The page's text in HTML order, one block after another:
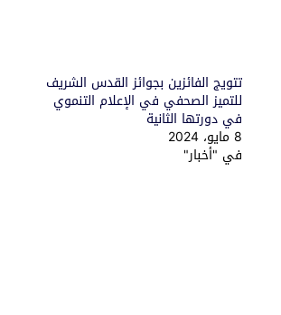
تتويج الفائزين بجوائز القدس الشريف
للتميز الصحفي في الإعلام التنموي
في دورتها الثانية
8 مايو، 2024
في "أخبار"